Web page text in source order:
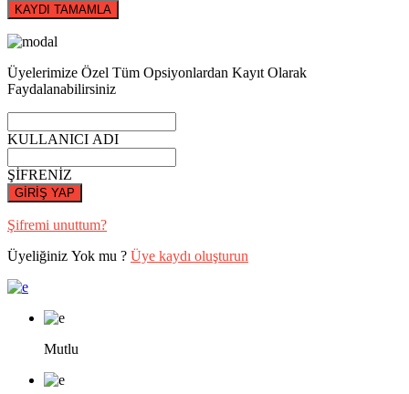
KAYDI TAMAMLA
Üyelerimize Özel Tüm Opsiyonlardan Kayıt Olarak
Faydalanabilirsiniz
KULLANICI ADI
ŞİFRENİZ
GİRİŞ YAP
Şifremi unuttum?
Üyeliğiniz Yok mu ? Üye kaydı oluşturun
Mutlu